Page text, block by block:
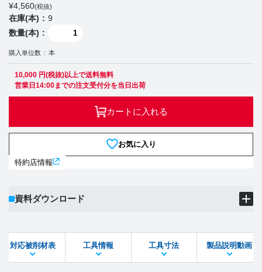
¥4,560(税抜)
在庫(本)
9
数量(本)
購入単位数 本
10,000 円(税抜)以上で送料無料
営業日14:00までの注文受付分を当日出荷
カートに入れる
お気に入り
特約店情報
資料ダウンロード
STEPファイル DXFファイル
対応被削材表 工具情報 工具寸法 製品説明動画